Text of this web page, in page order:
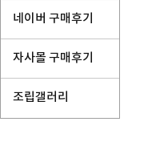
네이버 구매후기
자사몰 구매후기
조립갤러리